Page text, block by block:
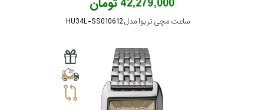
42,279,000 تومان
ساعت مچی تریوا مدل HU34L-SS010612